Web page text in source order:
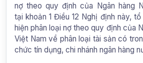
nợ theo quy định của Ngân hàng
tại khoản 1 Điều 12 Nghị định này,
hiện phân loại nợ theo quy định của
Việt Nam về phân loại tài sản có
chức tín dụng, chi nhánh ngân hàng